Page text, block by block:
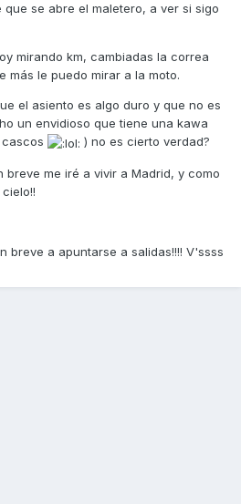
se abre el maletero, a ver si sigo
mirando km, cambiadas la correa
más le puedo mirar a la moto.
el asiento es algo duro y que no es
un envidioso que tiene una kawa
) no es cierto verdad?
breve me iré a vivir a Madrid, y como
breve a apuntarse a salidas!!!! V'ssss